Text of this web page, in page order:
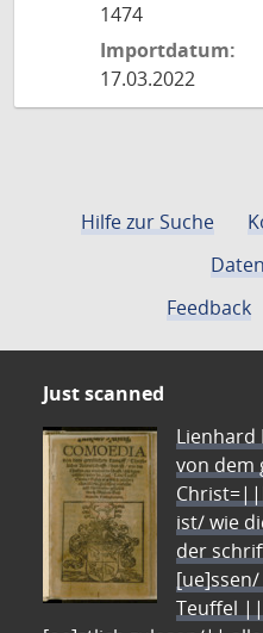
1474
Importdatum:
17.03.2022
Hilfe zur Suche
Feedback
Just scanned
Lienhard
von dem
ist/ wie
der
Teuffel ||